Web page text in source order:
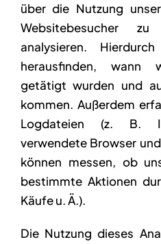
über die Nutzung
Websitebesucher
analysieren.
herausfinden, wann
getätigt wurden und
kommen. Außerdem
Logdateien (z. B.
verwendete Browser
können messen, ob
bestimmte Aktionen
Käufe u. Ä.).
Die Nutzung dieses